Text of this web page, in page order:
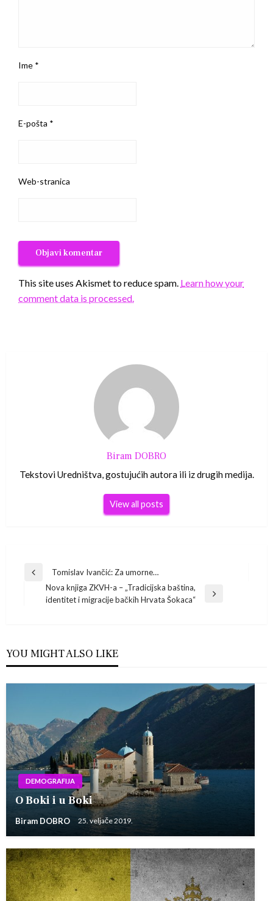
Ime *
E-pošta *
Web-stranica
This site uses Akismet to reduce spam. Learn how your
comment data is processed.
Biram DOBRO
Tekstovi Uredništva, gostujućih autora ili iz drugih medija.
View all posts
Navigacija
objava
Previous
Tomislav Ivančić: Za umorne…
Next
Nova knjiga ZKVH-a – „Tradicijska baština,
identitet i migracije bačkih Hrvata Šokaca“
YOU MIGHT ALSO LIKE
DEMOGRAFIJA
O Boki i u Boki
Biram DOBRO 25. veljače 2019.